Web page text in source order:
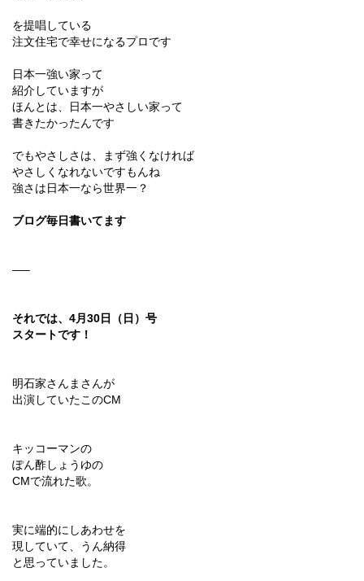
を提唱している
注文住宅で幸せになるプロです
日本一強い家って
紹介していますが
ほんとは、日本一やさしい家って
書きたかったんです
でもやさしさは、まず強くなければ
やさしくなれないですもんね
強さは日本一なら世界一？
ブログ毎日書いてます
—–
それでは、4月30日（日）号
スタートです！
明石家さんまさんが
出演していたこのCM
キッコーマンの
ぽん酢しょうゆの
CMで流れた歌。
実に端的にしあわせを
現していて、うん納得
と思っていました。